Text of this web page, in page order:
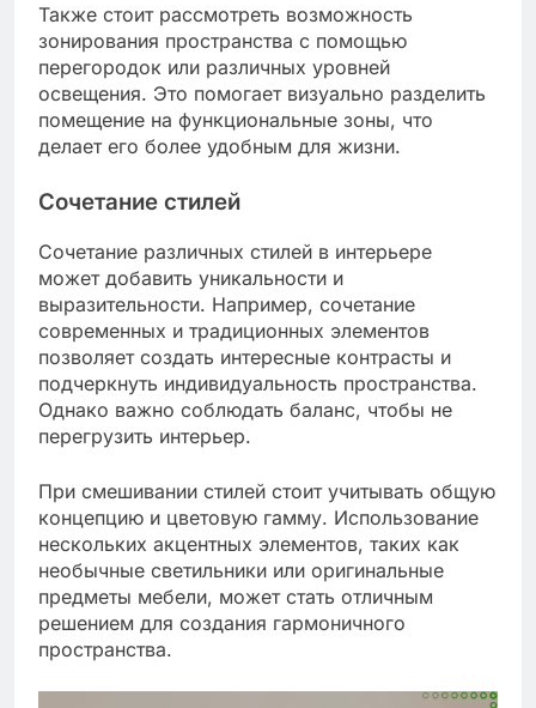
Также стоит рассмотреть возможность
зонирования пространства с помощью
перегородок или различных уровней
освещения. Это помогает визуально разделить
помещение на функциональные зоны, что
делает его более удобным для жизни.
Сочетание стилей
Сочетание различных стилей в интерьере
может добавить уникальности и
выразительности. Например, сочетание
современных и традиционных элементов
позволяет создать интересные контрасты и
подчеркнуть индивидуальность пространства.
Однако важно соблюдать баланс, чтобы не
перегрузить интерьер.
При смешивании стилей стоит учитывать общую
концепцию и цветовую гамму. Использование
нескольких акцентных элементов, таких как
необычные светильники или оригинальные
предметы мебели, может стать отличным
решением для создания гармоничного
пространства.